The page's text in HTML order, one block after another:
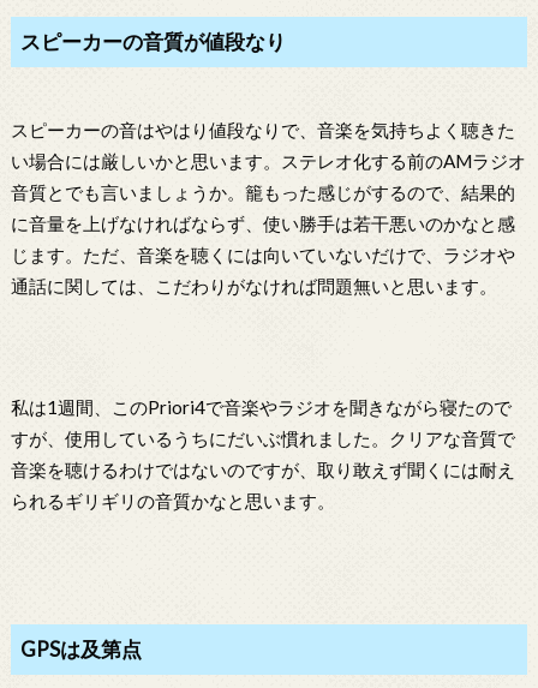
スピーカーの音質が値段なり
スピーカーの音はやはり値段なりで、音楽を気持ちよく聴きた
い場合には厳しいかと思います。ステレオ化する前のAMラジオ
音質とでも言いましょうか。籠もった感じがするので、結果的
に音量を上げなければならず、使い勝手は若干悪いのかなと感
じます。ただ、音楽を聴くには向いていないだけで、ラジオや
通話に関しては、こだわりがなければ問題無いと思います。
私は1週間、このPriori4で音楽やラジオを聞きながら寝たので
すが、使用しているうちにだいぶ慣れました。クリアな音質で
音楽を聴けるわけではないのですが、取り敢えず聞くには耐え
られるギリギリの音質かなと思います。
GPSは及第点